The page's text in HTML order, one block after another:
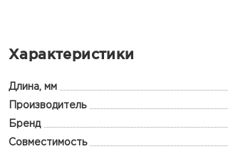
Характеристики
Длина, мм
Производитель
Бренд
Совместимость